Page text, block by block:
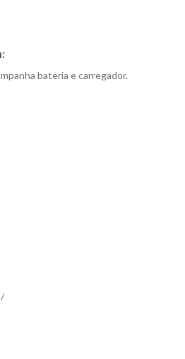
bateria e carregador.